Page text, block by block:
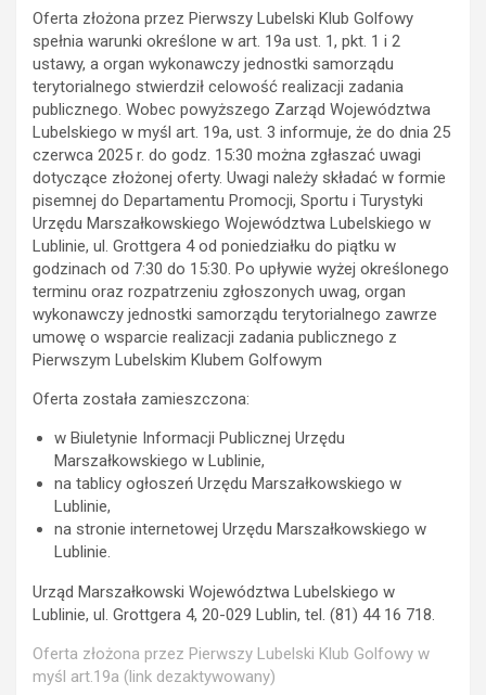
Oferta złożona przez Pierwszy Lubelski Klub Golfowy
spełnia warunki określone w art. 19a ust. 1, pkt. 1 i 2
ustawy, a organ wykonawczy jednostki samorządu
terytorialnego stwierdził celowość realizacji zadania
publicznego. Wobec powyższego Zarząd Województwa
Lubelskiego w myśl art. 19a, ust. 3 informuje, że do dnia 25
czerwca 2025 r. do godz. 15:30 można zgłaszać uwagi
dotyczące złożonej oferty. Uwagi należy składać w formie
pisemnej do Departamentu Promocji, Sportu i Turystyki
Urzędu Marszałkowskiego Województwa Lubelskiego w
Lublinie, ul. Grottgera 4 od poniedziałku do piątku w
godzinach od 7:30 do 15:30. Po upływie wyżej określonego
terminu oraz rozpatrzeniu zgłoszonych uwag, organ
wykonawczy jednostki samorządu terytorialnego zawrze
umowę o wsparcie realizacji zadania publicznego z
Pierwszym Lubelskim Klubem Golfowym
Oferta została zamieszczona:
w Biuletynie Informacji Publicznej Urzędu
Marszałkowskiego w Lublinie,
na tablicy ogłoszeń Urzędu Marszałkowskiego w
Lublinie,
na stronie internetowej Urzędu Marszałkowskiego w
Lublinie.
Urząd Marszałkowski Województwa Lubelskiego w
Lublinie, ul. Grottgera 4, 20-029 Lublin, tel. (81) 44 16 718.
Oferta złożona przez Pierwszy Lubelski Klub Golfowy w
myśl art.19a (link dezaktywowany)